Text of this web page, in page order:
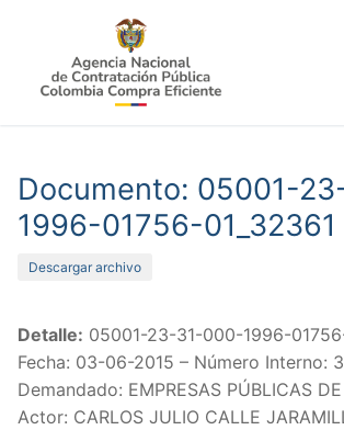
contenido
Documento: 05001-
1996-01756-01_32361
Descargar archivo
Detalle: 05001-23-31-000-1996-
Fecha: 03-06-2015 – Número Interno:
Demandado: EMPRESAS PÚBLICAS
Actor: CARLOS JULIO CALLE